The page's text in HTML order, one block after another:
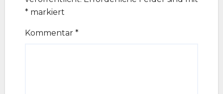
* markiert
Kommentar *